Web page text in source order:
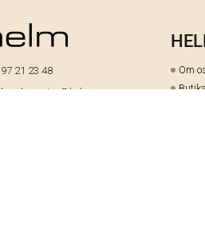
97 21 23 48
kundeservice@helm.nu
Om